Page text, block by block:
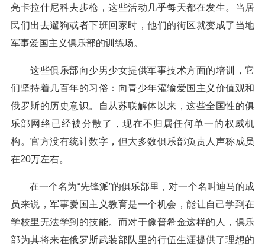
亮卡拉什尼科夫步枪，这些活动几乎每天都在发生。当居
民们出去遛狗或者下班回家时，他们的街区就变成了当地
军事爱国主义俱乐部的训练场。
这些俱乐部向少男少女提供军事技术方面的培训，它
们坚持着几百年的习俗：向青少年灌输爱国主义价值观和
俄罗斯的历史意识。自从苏联解体以来，这些全国性的俱
乐部网络已经被分散了，现在不归属任何单一的权威机
构。官方没有统计数字，但大多数俱乐部负责人声称成员
在20万左右。
在一个名为“先锋派”的俱乐部里，对一个名叫迪马的成
员来说，军事爱国主义教育是一个机会，能让自己学到在
学校里无法学到的技能。而对于像普希金这样的人，俱乐
部为其将来在俄罗斯武装部队里的行伍生涯提供了理想的